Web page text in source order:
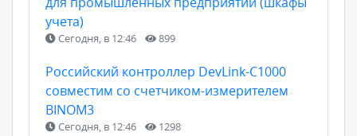
учета)
Сегодня, в 12:46 899
Российский контроллер DevLink-C1000
совместим со счетчиком-измерителем
BINOM3
Сегодня, в 12:46 1298